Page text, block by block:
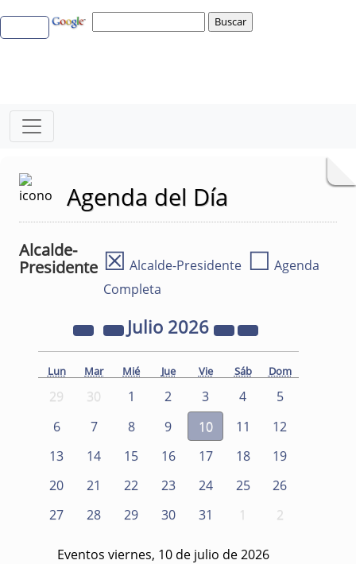
Agenda del Día
Alcalde-
Presidente ☒ Alcalde-Presidente ☐ Agenda
Completa
Julio 2026
Lun Mar Mié Jue Vie Sáb Dom
29 30 1 2 3 4
5
6
7 8 9 10 11
12
13
14 15 16 17 18
19
20
21 22 23 24 25
26
27
28 29 30 31 1 2
Eventos viernes, 10 de julio de 2026